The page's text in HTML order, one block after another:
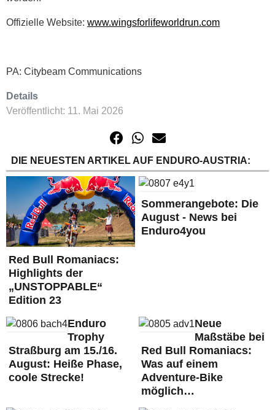
Offizielle Website: www.wingsforlifeworldrun.com
PA: Citybeam Communications
Details
Veröffentlicht: 11. Mai 2026
DIE NEUESTEN ARTIKEL AUF ENDURO-AUSTRIA:
Red Bull Romaniacs:
Highlights der
„UNSTOPPABLE“
Edition 23
Sommerangebote: Die
August - News bei
Enduro4you
Enduro
Trophy
Straßburg am 15./16.
August: Heiße Phase,
coole Strecke!
Neue
Maßstäbe bei
Red Bull Romaniacs:
Was auf einem
Adventure-Bike
möglich…